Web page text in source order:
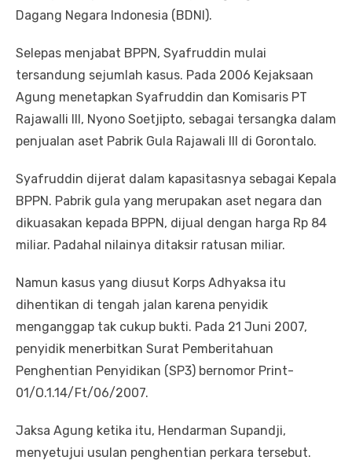
Dagang Negara Indonesia (BDNI).
Selepas menjabat BPPN, Syafruddin mulai
tersandung sejumlah kasus. Pada 2006 Kejaksaan
Agung menetapkan Syafruddin dan Komisaris PT
Rajawalli III, Nyono Soetjipto, sebagai tersangka dalam
penjualan aset Pabrik Gula Rajawali III di Gorontalo.
Syafruddin dijerat dalam kapasitasnya sebagai Kepala
BPPN. Pabrik gula yang merupakan aset negara dan
dikuasakan kepada BPPN, dijual dengan harga Rp 84
miliar. Padahal nilainya ditaksir ratusan miliar.
Namun kasus yang diusut Korps Adhyaksa itu
dihentikan di tengah jalan karena penyidik
menganggap tak cukup bukti. Pada 21 Juni 2007,
penyidik menerbitkan Surat Pemberitahuan
Penghentian Penyidikan (SP3) bernomor Print-
01/O.1.14/Ft/06/2007.
Jaksa Agung ketika itu, Hendarman Supandji,
menyetujui usulan penghentian perkara tersebut.